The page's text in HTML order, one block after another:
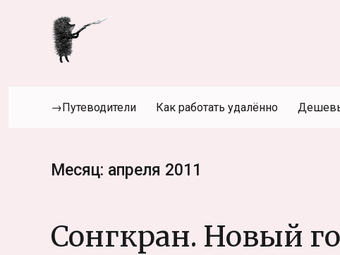
→Путеводители Как работать удалённо
Месяц: апреля 2011
Сонгкран. Новый